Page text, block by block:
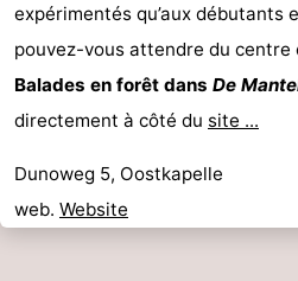
expérimentés qu’aux débutants
pouvez-vous attendre du centre
Balades en forêt dans De
directement à côté du site ...
Dunoweg 5, Oostkapelle
web. Website